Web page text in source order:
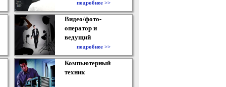
подробнее >>
Видео/фото-
оператор и
ведущий
подробнее >>
Компьютерный
техник